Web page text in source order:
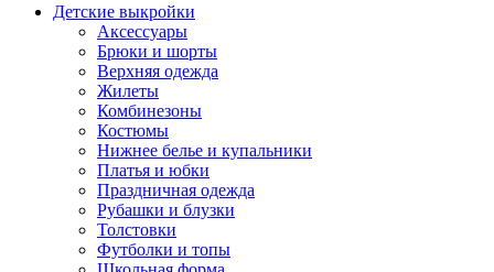
Детские выкройки
Аксессуары
Брюки и шорты
Верхняя одежда
Жилеты
Комбинезоны
Костюмы
Нижнее белье и купальники
Платья и юбки
Праздничная одежда
Рубашки и блузки
Толстовки
Футболки и топы